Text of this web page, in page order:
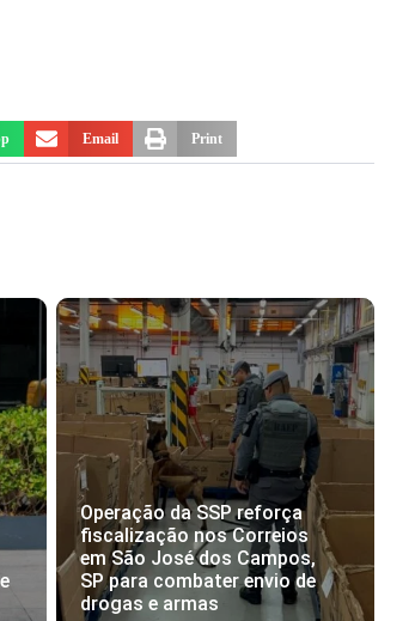
Email Print
Operação da SSP reforça
fiscalização nos Correios
em São José dos Campos,
SP para combater envio de
drogas e armas